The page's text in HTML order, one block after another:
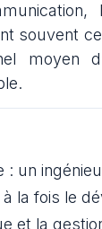
souvent
moyen
: un
la fois le
et la